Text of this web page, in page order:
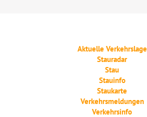
Aktuelle Verkehrslage
Stauradar
Stau
Stauinfo
Staukarte
Verkehrsmeldungen
Verkehrsinfo